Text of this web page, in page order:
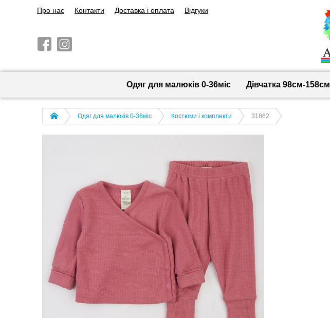
Про нас Контакти Доставка і оплата Відгуки
Одяг для малюків 0-36міс Дівчатка 98cм-158см
Одяг для малюків 0-36міс Костюми і комплекти 31862